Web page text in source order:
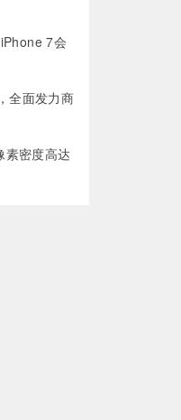
7会
全面发力商
素密度高达